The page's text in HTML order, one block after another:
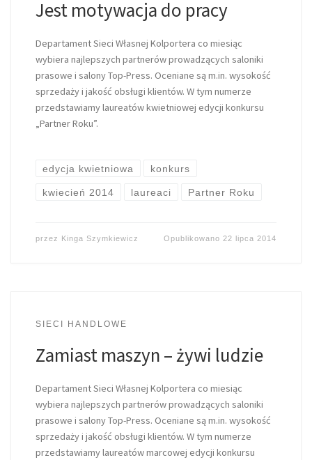
Jest motywacja do pracy
Departament Sieci Własnej Kolportera co miesiąc
wybiera najlepszych partnerów prowadzących saloniki
prasowe i salony Top-Press. Oceniane są m.in. wysokość
sprzedaży i jakość obsługi klientów. W tym numerze
przedstawiamy laureatów kwietniowej edycji konkursu
„Partner Roku”.
edycja kwietniowa konkurs
kwiecień 2014 laureaci Partner Roku
przez Kinga Szymkiewicz Opublikowano22 lipca 2014
SIECI HANDLOWE
Zamiast maszyn – żywi ludzie
Departament Sieci Własnej Kolportera co miesiąc
wybiera najlepszych partnerów prowadzących saloniki
prasowe i salony Top-Press. Oceniane są m.in. wysokość
sprzedaży i jakość obsługi klientów. W tym numerze
przedstawiamy laureatów marcowej edycji konkursu